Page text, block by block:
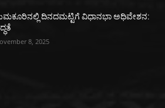
ದಿನದಮಟ್ಟಿಗೆ ವಿಧಾನಭಾ ಅಧಿವೇಶನ:
8, 2025